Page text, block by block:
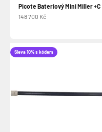
Picote Bateriový Mini Miller +C
Prodejní cena
148 700 Kč
Sleva 10% s kódem